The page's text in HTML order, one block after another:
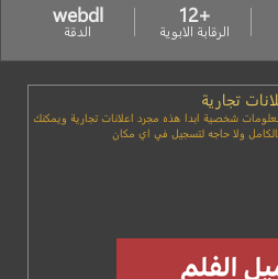
+12
الرقابة الابوية
webdl
الدقة
تجارية
شخصية ابدا هذه مجرد اعلانات تجارية ويمكنك
ولا حاجه لتسجيل في اي مكان